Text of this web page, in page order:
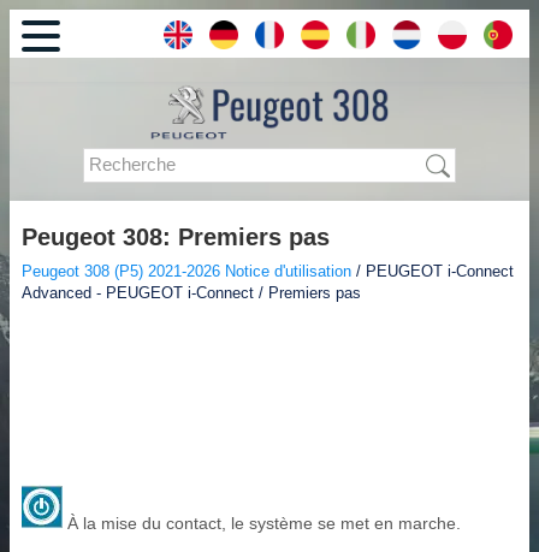
Peugeot 308: Premiers pas
Peugeot 308 (P5) 2021-2026 Notice d'utilisation / PEUGEOT i-Connect
Advanced - PEUGEOT i-Connect / Premiers pas
À la mise du contact, le système se met en marche.